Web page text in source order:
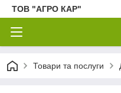
ТОВ "АГРО КАР"
Товари та послуги